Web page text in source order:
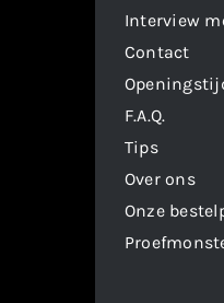
Interview
Contact
F.A.Q.
Tips
Over ons
Onze